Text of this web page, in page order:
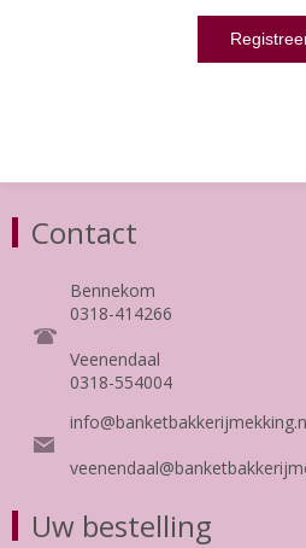
Contact
Bennekom
0318-414266
Veenendaal
0318-554004
Uw bestelling